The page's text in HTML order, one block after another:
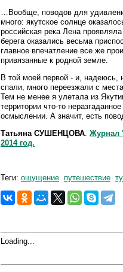
…Вообще, поводов для
много: якутское солнце
российская река Лена
берега оказались весьма
главное впечатление все же
привязанные к родной земле.
В той моей первой - и, надеюсь,
спали, много переезжали с
Тем не менее я улетала из
территории что-то
осмыслении. А значит, есть
Татьяна СУШЕНЦОВА Журнал
2014 год.
Теги: ощущение путешествие
Loading...